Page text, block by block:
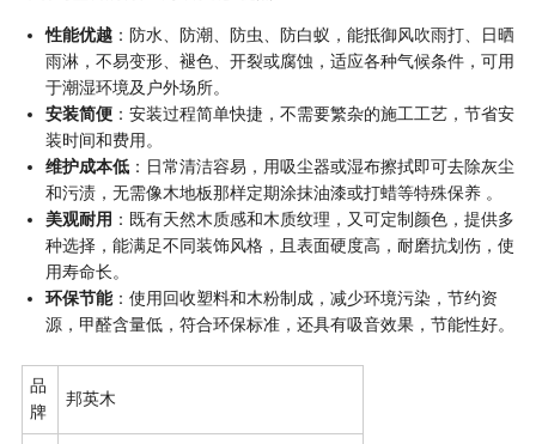
性能优越：防水、防潮、防虫、防白蚁，能抵御风吹雨打、日晒
雨淋，不易变形、褪色、开裂或腐蚀，适应各种气候条件，可用
于潮湿环境及户外场所。
安装简便：安装过程简单快捷，不需要繁杂的施工工艺，节省安
装时间和费用。
维护成本低：日常清洁容易，用吸尘器或湿布擦拭即可去除灰尘
和污渍，无需像木地板那样定期涂抹油漆或打蜡等特殊保养 。
美观耐用 ：既有天然木质感和木质纹理，又可定制颜色，提供多
种选择，能满足不同装饰风格，且表面硬度高，耐磨抗划伤，使
用寿命长。
环保节能：使用回收塑料和木粉制成，减少环境污染，节约资
源，甲醛含量低，符合环保标准，还具有吸音效果，节能性好。
品
牌
邦英木